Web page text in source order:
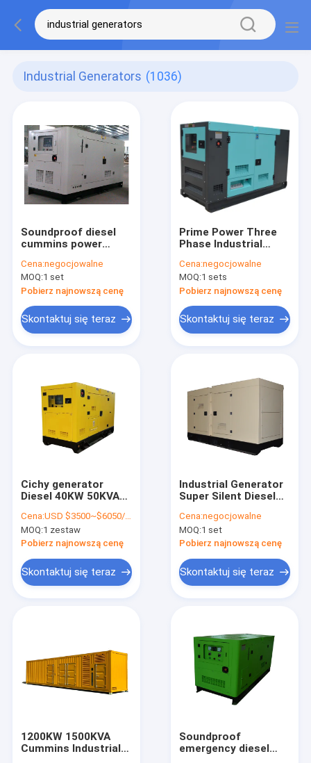
Industrial Generators (1036)
Soundproof diesel
cummins power
industrial generators
Cena:negocjowalne
MOQ:1 set
Pobierz najnowszą cenę
Skontaktuj się teraz
Prime Power Three
Phase Industrial
15KVA 12KW
Cena:negocjowalne
MOQ:1 sets
Pobierz najnowszą cenę
Skontaktuj się teraz
Cichy generator
Diesel 40KW 50KVA
Generator
przemysłowy
Cena:USD $3500~$6050/ set
MOQ:1 zestaw
Pobierz najnowszą cenę
Skontaktuj się teraz
Industrial Generator
Super Silent Diesel
Generation 100KVA
Cena:negocjowalne
MOQ:1 set
Pobierz najnowszą cenę
Skontaktuj się teraz
1200KW 1500KVA
Cummins Industrial
Soundproof
emergency diesel